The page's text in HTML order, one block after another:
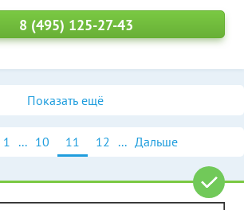
8 (495) 125-27-43
Показать ещё
1 ... 10 11 12 ... Дальше